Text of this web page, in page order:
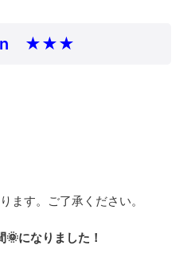
★★★
ます。ご了承ください。
になりました！